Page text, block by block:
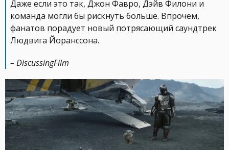
Даже если это так, Джон Фавро, Дэйв Филони и
команда могли бы рискнуть больше. Впрочем,
фанатов порадует новый потрясающий саундтрек
Людвига Йоранссона.
– DiscussingFilm